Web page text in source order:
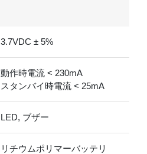
3.7VDC ± 5%
動作時電流 < 230mA
スタンバイ時電流 < 25mA
LED, ブザー
リチウムポリマーバッテリ